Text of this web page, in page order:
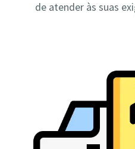
de atender às suas